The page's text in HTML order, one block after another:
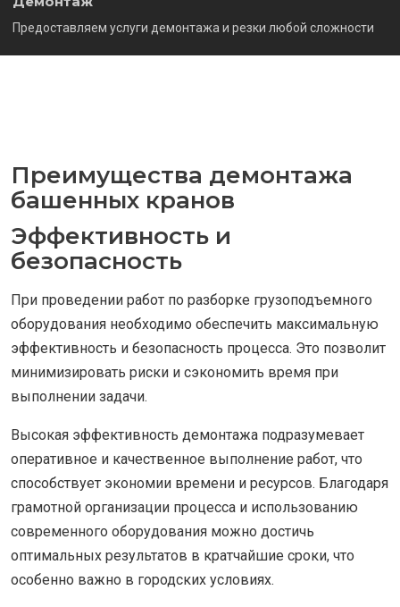
Предоставляем услуги демонтажа и резки любой сложности
Преимущества демонтажа
башенных кранов
Эффективность и
безопасность
При проведении работ по разборке грузоподъемного
оборудования необходимо обеспечить максимальную
эффективность и безопасность процесса. Это позволит
минимизировать риски и сэкономить время при
выполнении задачи.
Высокая эффективность демонтажа подразумевает
оперативное и качественное выполнение работ, что
способствует экономии времени и ресурсов. Благодаря
грамотной организации процесса и использованию
современного оборудования можно достичь
оптимальных результатов в кратчайшие сроки, что
особенно важно в городских условиях.